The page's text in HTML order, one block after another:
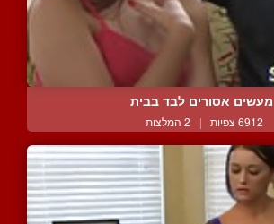
מעשים אסורים לבד בבית
6912 צפיות | 2 המלצות